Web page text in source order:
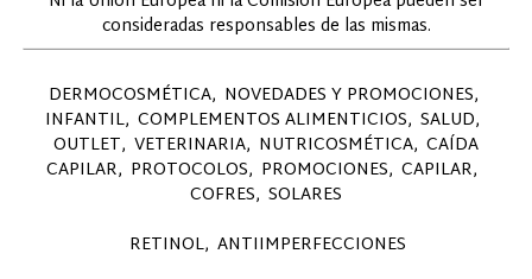
consideradas responsables de las mismas.
DERMOCOSMÉTICA NOVEDADES Y PROMOCIONES
INFANTIL COMPLEMENTOS ALIMENTICIOS SALUD
OUTLET VETERINARIA NUTRICOSMÉTICA CAÍDA
CAPILAR PROTOCOLOS PROMOCIONES CAPILAR
COFRES SOLARES
RETINOL ANTIIMPERFECCIONES